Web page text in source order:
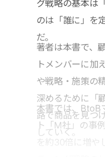
グ戦略の基本は
のは「誰に」を
だ。
著者は本書で、
トメンバーに加
や戦略・施策の
深めるために「
路で商品を見つ
していく。
本書では、BtoB
ト「M社」の事
を約30倍に増や